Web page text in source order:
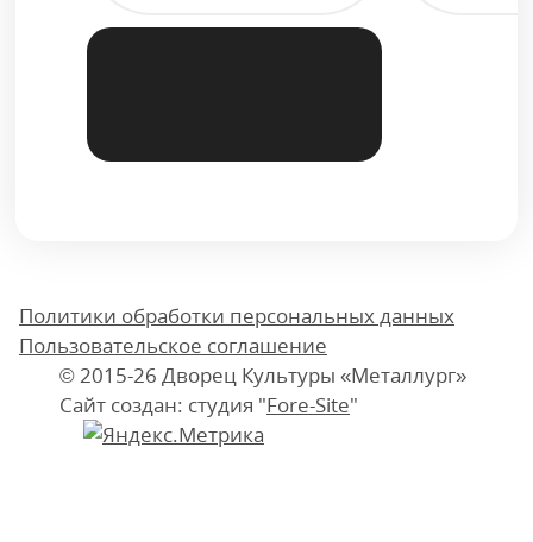
Политики обработки персональных данных
Пользовательское соглашение
© 2015-26 Дворец Культуры «Металлург»
Сайт создан: студия "Fore-Site"